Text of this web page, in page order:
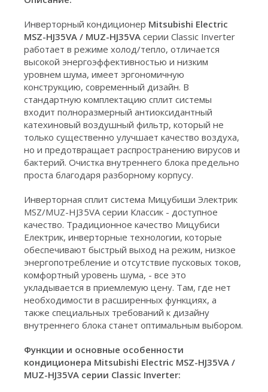
Инверторный кондиционер Mitsubishi Electric
MSZ-HJ35VA / MUZ-HJ35VA серии Classic Inverter
работает в режиме холод/тепло, отличается
высокой энергоэффективностью и низким
уровнем шума, имеет эргономичную
конструкцию, современный дизайн. В
стандартную комплектацию сплит системы
входит полноразмерный антиоксидантный
катехиновый воздушный фильтр, который не
только существенно улучшает качество воздуха,
но и предотвращает распространению вирусов и
бактерий. Очистка внутреннего блока предельно
проста благодаря разборному корпусу.
Инверторная сплит система Мицубиши Электрик
MSZ/MUZ-HJ35VA серии Классик - доступное
качество. Традиционное качество Мицубиси
Електрик, инверторные технологии, которые
обеспечивают быстрый выход на режим, низкое
энергопотребление и отсутствие пусковых токов,
комфортный уровень шума, - все это
укладывается в приемлемую цену. Там, где нет
необходимости в расширенных функциях, а
также специальных требований к дизайну
внутреннего блока станет оптимальным выбором.
Функции и основные особенности
кондиционера Mitsubishi Electric MSZ-HJ35VA /
MUZ-HJ35VA серии Classic Inverter: